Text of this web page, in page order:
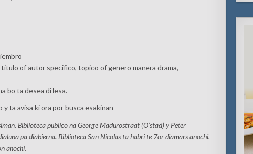
of autor specifico, topico of genero manera drama,
bo ta desea di lesa.
ta avisa ki ora por busca esakinan
Biblioteca publico na George Madurostraat (O’stad) y Peter
pa diabierna. Biblioteca San Nicolas ta habri te 7or diamars anochi.
anochi.